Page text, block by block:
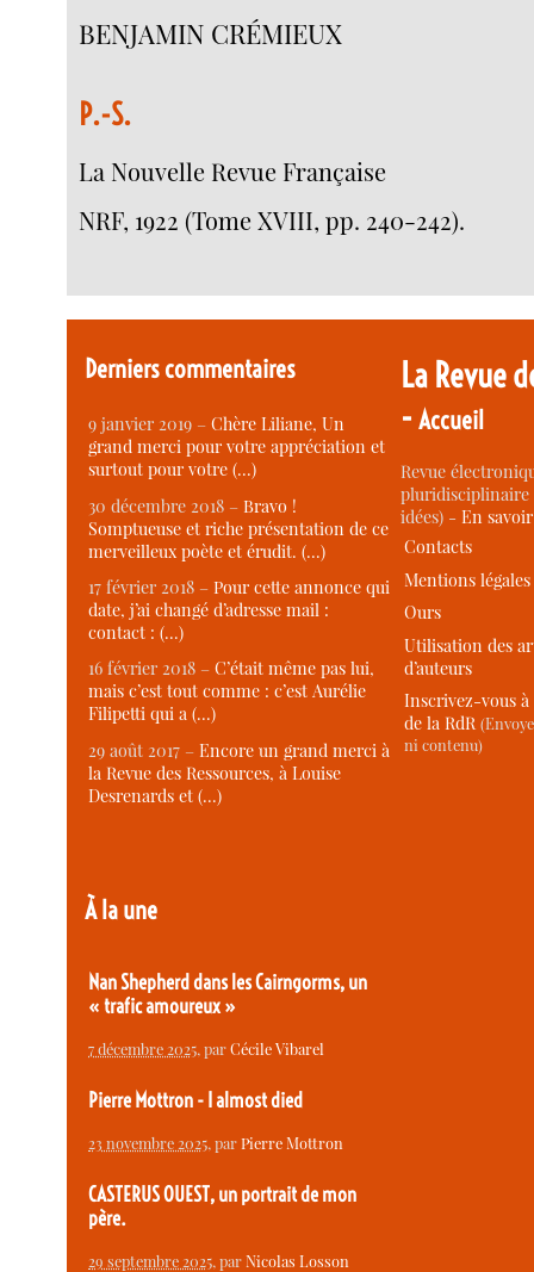
BENJAMIN CRÉMIEUX
P.-S.
La Nouvelle Revue Française
NRF, 1922 (Tome XVIII, pp. 240-242).
Derniers commentaires
9 janvier 2019 –Chère Liliane, Un
grand merci pour votre appréciation et
surtout pour votre (…)
30 décembre 2018 –Bravo !
Somptueuse et riche présentation de ce
merveilleux poète et érudit. (…)
17 février 2018 –Pour cette annonce qui
date, j’ai changé d’adresse mail :
contact : (…)
16 février 2018 –C’était même pas lui,
mais c’est tout comme : c’est Aurélie
Filipetti qui a (…)
29 août 2017 –Encore un grand merci à
la Revue des Ressources, à Louise
Desrenards et (…)
À la une
Nan Shepherd dans les Cairngorms, un
« trafic amoureux »
7 décembre 2025, parCécile Vibarel
Pierre Mottron - I almost died
23 novembre 2025, parPierre Mottron
CASTERUS OUEST, un portrait de mon
père.
29 septembre 2025, parNicolas Losson
La Revue
-Accueil
Revue
idées) -En
Contacts
Mentions légales
Ours
Utilisation des
d’auteurs
Inscrivez-vous
de la RdR
ni contenu)